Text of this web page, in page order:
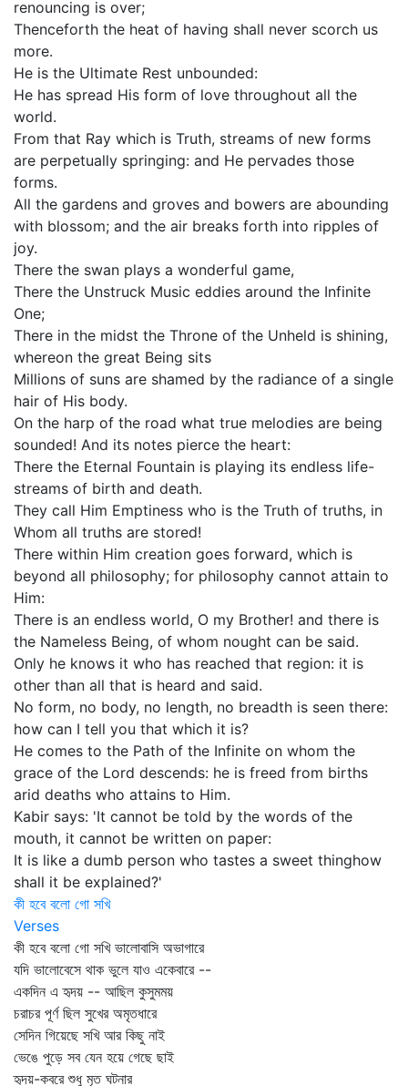
renouncing is over;
Thenceforth the heat of having shall never scorch us
more.
He is the Ultimate Rest unbounded:
He has spread His form of love throughout all the
world.
From that Ray which is Truth, streams of new forms
are perpetually springing: and He pervades those
forms.
All the gardens and groves and bowers are abounding
with blossom; and the air breaks forth into ripples of
joy.
There the swan plays a wonderful game,
There the Unstruck Music eddies around the Infinite
One;
There in the midst the Throne of the Unheld is shining,
whereon the great Being sits
Millions of suns are shamed by the radiance of a single
hair of His body.
On the harp of the road what true melodies are being
sounded! And its notes pierce the heart:
There the Eternal Fountain is playing its endless life-
streams of birth and death.
They call Him Emptiness who is the Truth of truths, in
Whom all truths are stored!
There within Him creation goes forward, which is
beyond all philosophy; for philosophy cannot attain to
Him:
There is an endless world, O my Brother! and there is
the Nameless Being, of whom nought can be said.
Only he knows it who has reached that region: it is
other than all that is heard and said.
No form, no body, no length, no breadth is seen there:
how can I tell you that which it is?
He comes to the Path of the Infinite on whom the
grace of the Lord descends: he is freed from births
arid deaths who attains to Him.
Kabir says: 'It cannot be told by the words of the
mouth, it cannot be written on paper:
It is like a dumb person who tastes a sweet thinghow
shall it be explained?'
কী হবে বলো গো সখি
Verses
কী হবে বলো গো সখি ভালোবাসি অভাগারে
যদি ভালোবেসে থাক ভুলে যাও একেবারে --
একদিন এ হৃদয় -- আছিল কুসুমময়
চরাচর পূর্ণ ছিল সুখের অমৃতধারে
সেদিন গিয়েছে সখি আর কিছু নাই
ভেঙে পুড়ে সব যেন হয়ে গেছে ছাই
হৃদয়-কবরে শুধু মৃত ঘটনার